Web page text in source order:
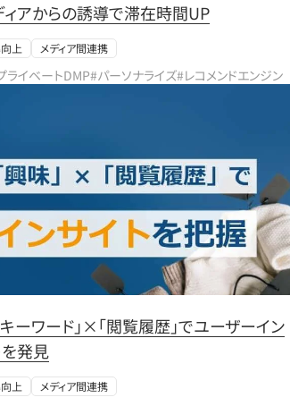
ィアからの誘導で滞在時間UP
上 メディア間連携
ライベートDMP#パーソナライズ#レコメンドエンジン
ーワード」×「閲覧履歴」でユーザーイン
を発見
上 メディア間連携